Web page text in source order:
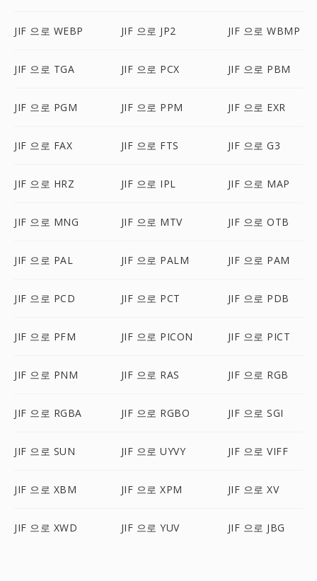
JIF 으로 WEBP JIF 으로 JP2 JIF 으로 WBMP
JIF 으로 TGA JIF 으로 PCX JIF 으로 PBM
JIF 으로 PGM JIF 으로 PPM JIF 으로 EXR
JIF 으로 FAX JIF 으로 FTS JIF 으로 G3
JIF 으로 HRZ JIF 으로 IPL JIF 으로 MAP
JIF 으로 MNG JIF 으로 MTV JIF 으로 OTB
JIF 으로 PAL JIF 으로 PALM JIF 으로 PAM
JIF 으로 PCD JIF 으로 PCT JIF 으로 PDB
JIF 으로 PFM JIF 으로 PICON JIF 으로 PICT
JIF 으로 PNM JIF 으로 RAS JIF 으로 RGB
JIF 으로 RGBA JIF 으로 RGBO JIF 으로 SGI
JIF 으로 SUN JIF 으로 UYVY JIF 으로 VIFF
JIF 으로 XBM JIF 으로 XPM JIF 으로 XV
JIF 으로 XWD JIF 으로 YUV JIF 으로 JBG